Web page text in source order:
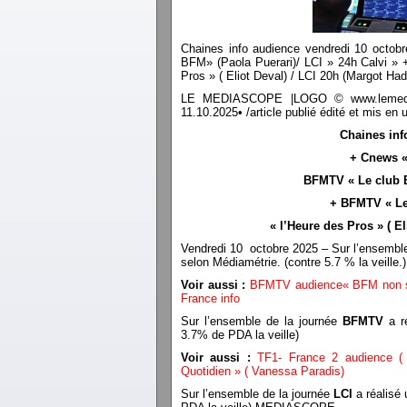
Chaines info audience vendredi 10
BFM» (Paola Puerari)/ LCI » 24h Calvi
Pros » ( Eliot Deval) / LCI 20h (Margot
LE MEDIASCOPE |LOGO ©
11.10.2025• /article publié édité et mis en
Chaines
+ Cnews
BFMTV « Le club
+ BFMTV «
« l’Heure des Pros » (
Vendredi 10 octobre 2025 – Sur
selon Médiamétrie. (contre 5.7 % la
Voir aussi : BFMTV audience« BFM
France info
Sur l’ensemble de la journéeBFMTVa
3.7% de PDA la veille)
Voir aussi :TF1- France 2 audience
Quotidien » ( Vanessa Paradis)
Sur l’ensemble de la journée LCIa réalisé